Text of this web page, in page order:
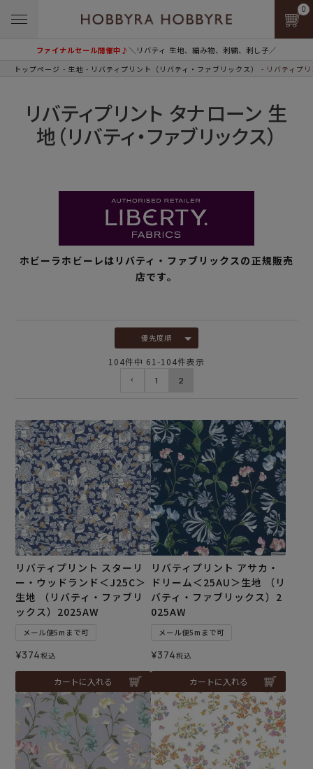
ファイナルセール開催中♪＼リバティ 生地、編み物、刺繍、刺し子／
0
トップページ 生地 リバティプリント（リバティ・ファブリックス） リバティプ
リバティプリント タナローン 生
地（リバティ・ファブリックス）
ホビーラホビーレはリバティ・ファブリックスの正規販売
店です。
優先度順
104件中 61 -104件表示
1 2
リバティプリント スターリ
ー・ウッドランド＜J25C＞
生地 （リバティ・ファブリ
ックス）2025AW
メール便5mまで可
¥374税込
カートに入れる
リバティプリント アサカ・
ドリーム＜25AU＞生地 （リ
バティ・ファブリックス）2
025AW
メール便5mまで可
¥374税込
カートに入れる